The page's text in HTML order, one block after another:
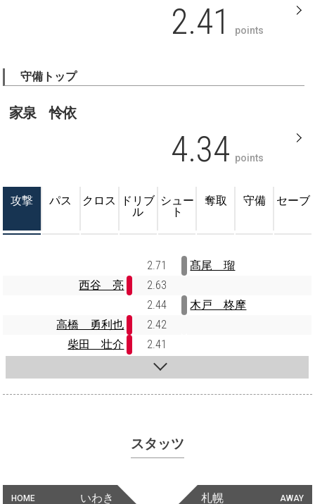
2.41 points
守備トップ
家泉 怜依
4.34 points
攻撃 パス クロス
ドリブ
ル
シュー
ト
奪取 守備 セーブ
2.71
髙尾 瑠
西谷 亮
2.63
2.44
木戸 柊摩
高橋 勇利也
2.42
柴田 壮介
2.41
スタッツ
HOME いわき AWAY
札幌